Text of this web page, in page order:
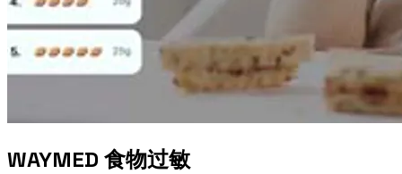
WAYMED 食物过敏